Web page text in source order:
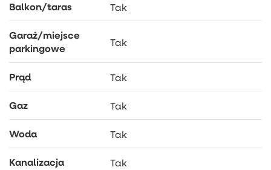
Balkon/taras Tak
Garaż/miejsce
parkingowe
Tak
Prąd Tak
Gaz Tak
Woda Tak
Kanalizacja Tak